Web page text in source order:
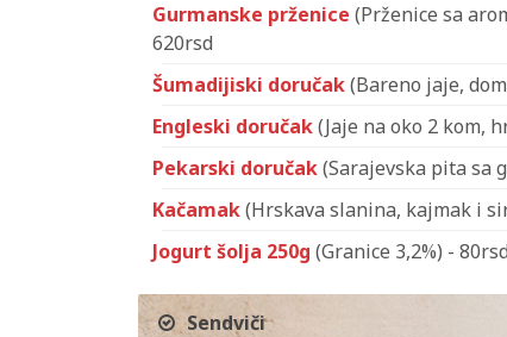
Gurmanske prženice (Prženice sa
620rsd
Šumadijiski doručak(Bareno jaje,
Engleski doručak(Jaje na oko 2 kom,
Pekarski doručak(Sarajevska pita sa
Kačamak(Hrskava slanina, kajmak i
Jogurt šolja 250g (Granice 3,2%) - 80rsd
Sendviči